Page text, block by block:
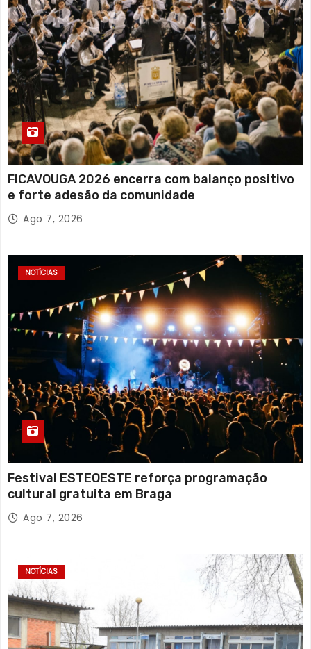
FICAVOUGA 2026 encerra com balanço positivo
e forte adesão da comunidade
Ago 7, 2026
NOTÍCIAS
Festival ESTEOESTE reforça programação
cultural gratuita em Braga
Ago 7, 2026
NOTÍCIAS